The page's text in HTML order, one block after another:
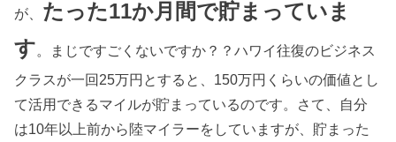
が、 たった11か月間で貯まっていま
す 。まじですごくないですか？？ハワイ往復のビジネス
クラスが一回25万円とすると、150万円くらいの価値とし
て活用できるマイルが貯まっているのです。さて、自分
は10年以上前から陸マイラーをしていますが、貯まった